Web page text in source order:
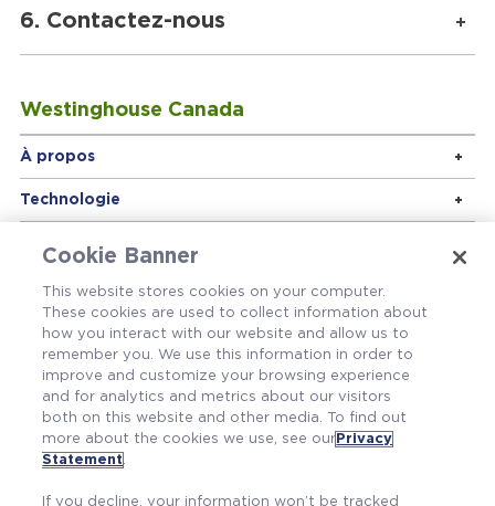
Westinghouse Canada
À propos
Technologie
6. Contactez-nous
À propos
Technologie
Cookie Banner
This website stores cookies on your computer.
These cookies are used to collect information about
how you interact with our website and allow us to
remember you. We use this information in order to
improve and customize your browsing experience
and for analytics and metrics about our visitors
both on this website and other media. To find out
more about the cookies we use, see our Privacy
Statement.
If you decline, your information won’t be tracked